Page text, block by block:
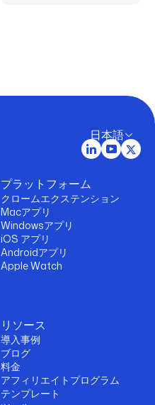
日本語
プラットフォーム
クロームエクステンション
Macアプリ
Windowsアプリ
iOS アプリ
Androidアプリ
Apple Watch
リソース
導入事例
ブログ
料金
アフィリエイトプログラム
テンプレート